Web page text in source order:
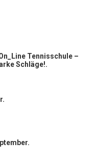
Tennisschule –
Schläge!.